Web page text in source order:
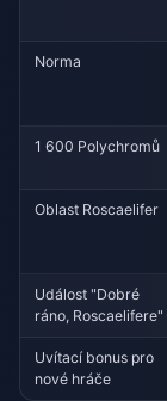
Norma
1 600 Polychromů
Oblast Roscaelifer
Událost "Dobré
ráno, Roscaelifere"
Uvítací bonus pro
nové hráče